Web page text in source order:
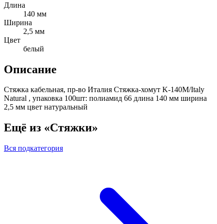
Длина
140 мм
Ширина
2,5 мм
Цвет
белый
Описание
Стяжка кабельная, пр-во Италия Стяжка-хомут K-140M/Italy
Natural , упаковка 100шт: полиамид 66 длина 140 мм ширина
2,5 мм цвет натуральный
Ещё из «Стяжки»
Вся подкатегория